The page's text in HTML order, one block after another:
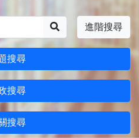
進階搜尋
搜尋
搜尋
搜尋